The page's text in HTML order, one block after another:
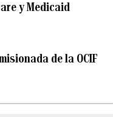
y Medicaid
de la OCIF